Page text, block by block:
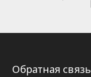
Обратная связь